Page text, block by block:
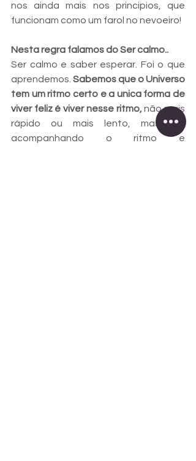
nos ainda mais nos principios, que
funcionam como um farol no nevoeiro!
Nesta regra falamos do Ser calmo..
Ser calmo e saber esperar. Foi o que
aprendemos. Sabemos que o Universo
tem um ritmo certo e a unica forma de
viver feliz é viver nesse ritmo, não mais
rápido ou mais lento, mas sim
acompanhando o ritmo e